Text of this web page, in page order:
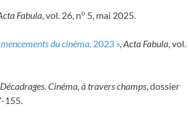
Fabula, vol. 26, no 5, mai 2025.
du cinéma, 2023 »,Acta Fabula, vol.
Décadrages. Cinéma, à travers champs, dossier
155.